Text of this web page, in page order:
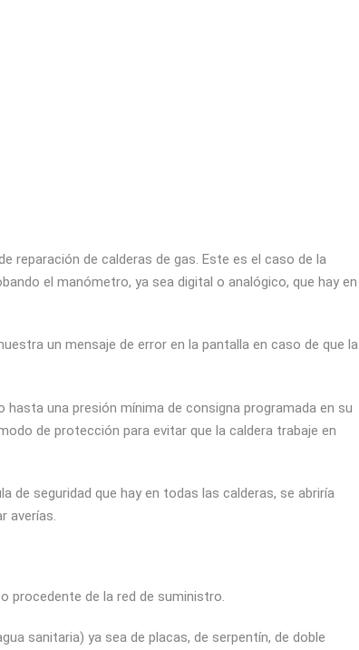
reparación de calderas de gas. Este es el caso de la
el manómetro, ya sea digital o analógico, que hay en
un mensaje de error en la pantalla en caso de que la
una presión mínima de consigna programada en su
de protección para evitar que la caldera trabaje en
de seguridad que hay en todas las calderas, se abriría
averías.
procedente de la red de suministro.
sanitaria) ya sea de placas, de serpentín, de doble